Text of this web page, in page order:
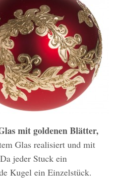
mit goldenen Blätter,
Glas realisiert und mit
jeder Stuck ein
Kugel ein Einzelstück.